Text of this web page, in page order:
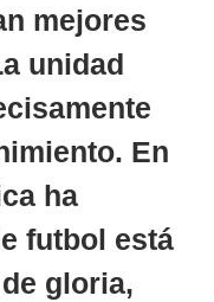
mejores
unidad
En
ha
futbol está
gloria,